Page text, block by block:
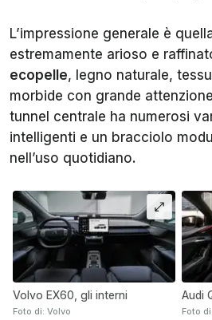
L’impressione generale è
estremamente arioso e
ecopelle, legno naturale,
morbide con grande
tunnel centrale ha numerosi
intelligenti e un bracciolo
nell’uso quotidiano.
Volvo EX60, gli interni
Foto di: Volvo
Audi
Foto